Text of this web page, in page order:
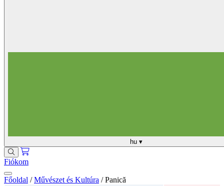
hu ▾
Fiókom
Főoldal / Művészet és Kultúra / Panică